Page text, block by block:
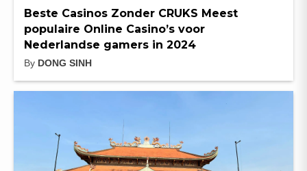
Beste Casinos Zonder CRUKS Meest
populaire Online Casino’s voor
Nederlandse gamers in 2024
By DONG SINH